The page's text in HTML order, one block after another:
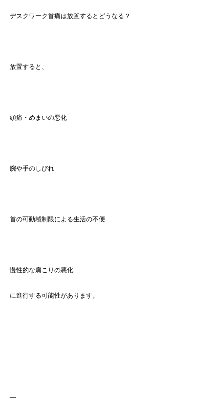
デスクワーク首痛は放置するとどうなる？
放置すると、
頭痛・めまいの悪化
腕や手のしびれ
首の可動域制限による生活の不便
慢性的な肩こりの悪化
に進行する可能性があります。
—